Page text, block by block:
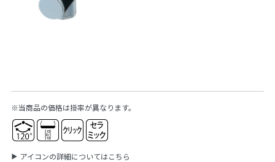
※当商品の価格は掛率が異なります。
アイコンの詳細についてはこちら